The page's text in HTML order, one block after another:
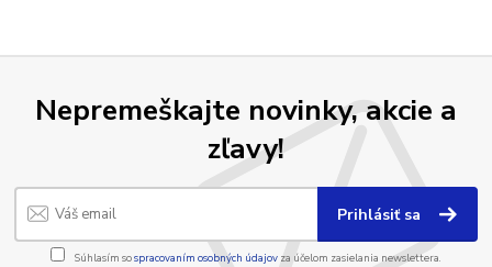
Nepremeškajte novinky, akcie a
zľavy!
Prihlásiť sa
Súhlasím sospracovaním osobných údajov za účelom zasielania newslettera.